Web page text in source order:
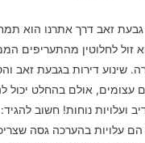
גבעת זאב דרך אתרנו הוא
זול לחלוטין מהתעריפים
שינוע דירות בגבעת זאב
עצומים, אולם בהחלט יכול
ועלויות נוחות! חשוב
עלויות בהערכה גסה